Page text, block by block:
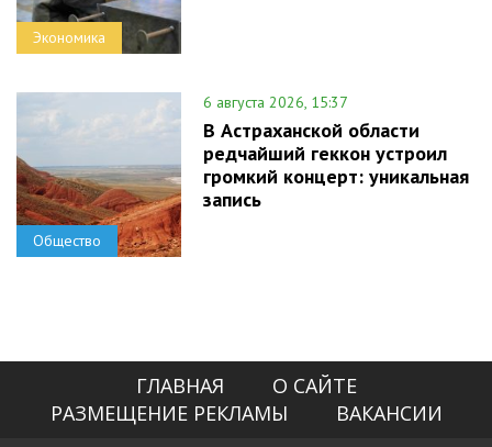
Экономика
Общество
6 августа 2026, 15:37
В Астраханской области
редчайший геккон устроил
громкий концерт: уникальная
запись
ГЛАВНАЯ
О САЙТЕ
РАЗМЕЩЕНИЕ РЕКЛАМЫ
ВАКАНСИИ